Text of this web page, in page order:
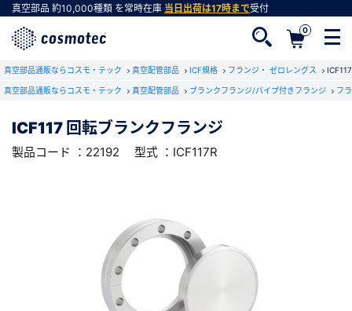
真空部品 約10,000種類 を常時在庫 当日出荷は17時まで受付
0
真空部品通販ならコスモ・テック 真空配管部品 ICF規格 フランジ・ ゼロレングス
真空部品通販ならコスモ・テック 真空配管部品 ブランクフランジ/パイプ付きフランジ フ
ICF117 回転ブランクフランジ
製品コード ：22192 型式 ：ICF117R
RoHS2適合報告書のダウンロード
下記製品のRoHS2適合報告書のダウンロードをします。
ICF117 回転ブランクフランジ
型式 ：ICF117R 製品コード ：22192
ダウンロードする
会員登録がお済みでない方
会員登録をすれば、便利な機能がご利用いただけ